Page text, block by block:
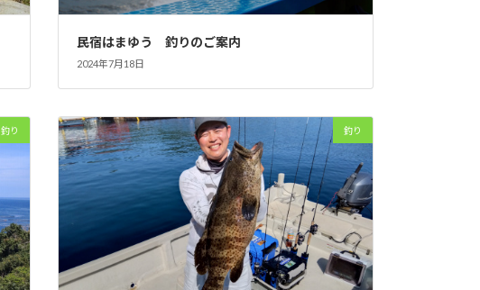
民宿はまゆう 釣りのご案内
2024年7月18日
釣り 釣り